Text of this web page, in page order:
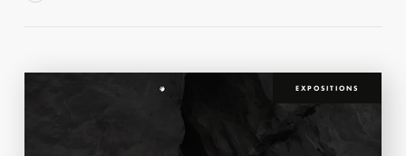
EXPOSITIONS